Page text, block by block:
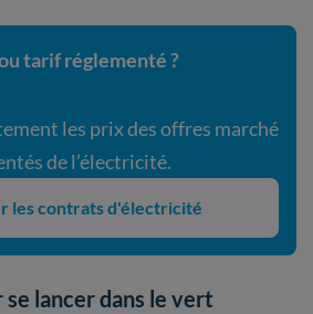
tarif réglementé ?
les prix des offres marché
de l’électricité.
les contrats d'électricité
lancer dans le vert